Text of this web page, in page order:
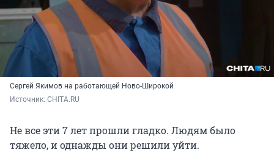
Сергей Якимов на работающей Ново-Широкой
Источник: CHITA.RU
Не все эти 7 лет прошли гладко. Людям было
тяжело, и однажды они решили уйти.